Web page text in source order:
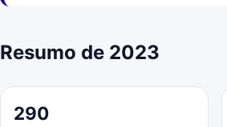
Resumo de 2023
290